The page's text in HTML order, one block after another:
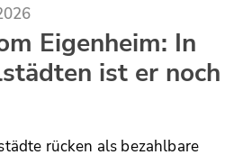
Eigenheim: In
ist er noch
rücken als bezahlbare